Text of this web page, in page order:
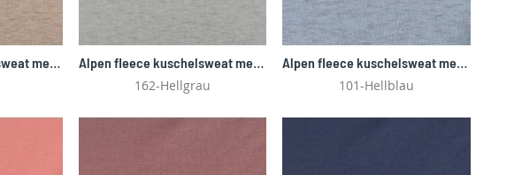
Alpen fleece kuschelsweat melange 4997 Alpen fleece kuschelsweat melange 4997
162-Hellgrau
Alpen fleece kuschelsweat melange 4997
101-Hellblau